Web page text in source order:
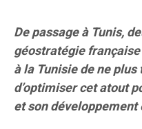
De passage à Tunis,
géostratégie
à la Tunisie de ne
d’optimiser cet atout
et son